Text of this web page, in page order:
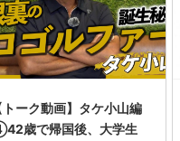
トーク動画】タケ小山編
歳で帰国後、大学生